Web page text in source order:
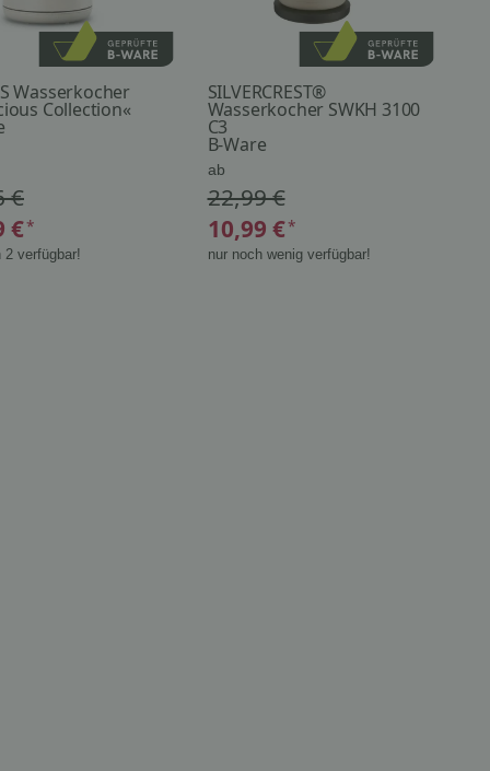
Wasserkocher
Collection«
€
€*
2 verfügbar!
SILVERCREST®
Wasserkocher SWKH 3100
C3
B-Ware
ab
22,99 €
10,99 €*
nur noch wenig verfügbar!